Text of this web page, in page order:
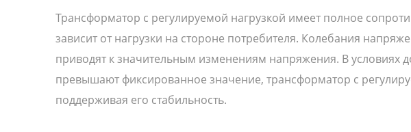
Трансформатор с регулируемой нагрузкой имеет полное
зависит от нагрузки на стороне потребителя. Колебания
приводят к значительным изменениям напряжения. В условиях
превышают фиксированное значение, трансформатор с
поддерживая его стабильность.